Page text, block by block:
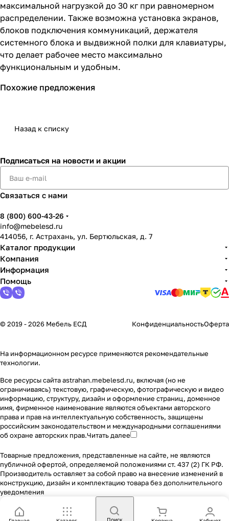
максимальной нагрузкой до 30 кг при равномерном
распределении. Также возможна установка экранов,
блоков подключения коммуникаций, держателя
системного блока и выдвижной полки для клавиатуры,
что делает рабочее место максимально
функциональным и удобным.
Похожие предложения
Назад к списку
Подписаться на новости и акции
Связаться с нами
8 (800) 600-43-26
info@mebelesd.ru
414056, г. Астрахань, ул. Бертюльская, д. 7
Каталог продукции
Компания
Информация
Помощь
© 2019 - 2026 Мебель ЕСД КонфиденциальностьОферта
На информационном ресурсе применяются рекомендательные
технологии.
Все ресурсы сайта astrahan.mebelesd.ru, включая (но не
ограничиваясь) текстовую, графическую, фотографическую и видео
информацию, структуру, дизайн и оформление страниц, доменное
имя, фирменное наименование являются объектами авторского
права и прав на интеллектуальную собственность, защищены
российским законодательством и международными соглашениями
об охране авторских прав.Читать далее
Товарные предложения, представленные на сайте, не являются
публичной офертой, определяемой положениями ст. 437 (2) ГК РФ.
Производитель оставляет за собой право на внесение изменений в
конструкцию, дизайн и комплектацию товара без дополнительного
уведомления
Поиск